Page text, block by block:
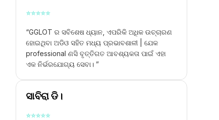
⭐⭐⭐⭐⭐
“GGLOT ର ସବିଶେଷ ଧ୍ୟାନ, ଏପରିକି ଅଧିକ ଉଚ୍ଚାରଣ
ହୋଇଥିବା ଅଡିଓ ସହିତ ମଧ୍ୟ ପ୍ରଭାବଶାଳୀ | ଯେକ
professional ଣସି ବୃତ୍ତିଗତ ଆବଶ୍ୟକତା ପାଇଁ ଏହା
ଏକ ନିର୍ଭରଯୋଗ୍ୟ ସେବା। ”
ସାବିରା ଡି।
⭐⭐⭐⭐⭐